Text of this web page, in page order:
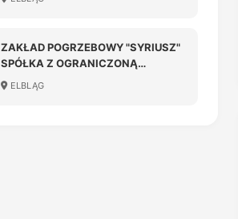
ZAKŁAD POGRZEBOWY "SYRIUSZ"
SPÓŁKA Z OGRANICZONĄ
ODPOWIEDZIALNOŚCIĄ
ELBLĄG